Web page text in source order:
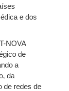
e dos
NOVA
de
a
da
de redes de